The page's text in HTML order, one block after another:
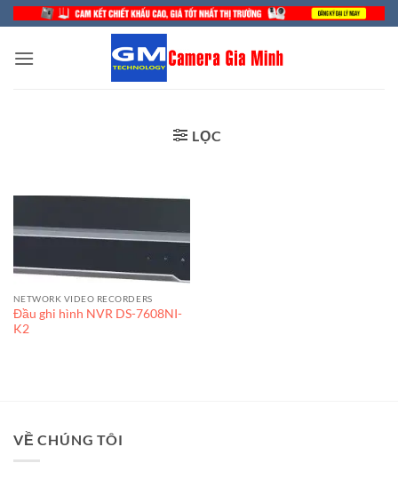
Bỏ
qua
nội
LỌC
NETWORK VIDEO RECORDERS
Đầu ghi hình NVR DS-7608NI-
K2
VỀ CHÚNG TÔI